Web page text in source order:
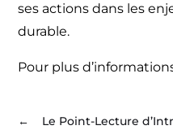
ses actions dans les
durable.
Pour plus
←
Le Point-Lecture